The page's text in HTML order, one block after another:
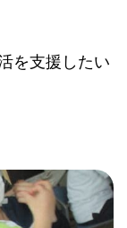
を支援したい